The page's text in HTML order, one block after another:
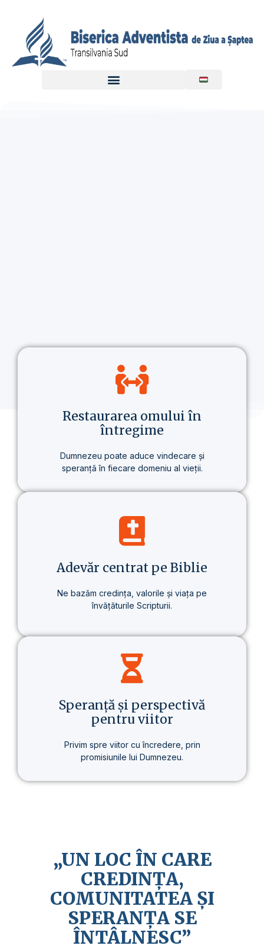
Restaurarea omului în
întregime
Dumnezeu poate aduce vindecare și
speranță în fiecare domeniu al vieții.
Nu vorbim doar despre credință, ci
despre un stil de viață care aduce o
schimbare reală – în sănătate, în gândire
Adevăr centrat pe Biblie
Ne bazăm credința, valorile și viața pe
învățăturile Scripturii.
Baza tuturor învățăturilor noastre este
Biblia – prezentată clar, consecvent și pe
înțelesul fiecăruia.
Speranță și perspectivă
pentru viitor
Privim spre viitor cu încredere, prin
promisiunile lui Dumnezeu.
„UN LOC ÎN CARE
CREDINȚA,
COMUNITATEA ȘI
SPERANȚA SE
ÎNTÂLNESC”